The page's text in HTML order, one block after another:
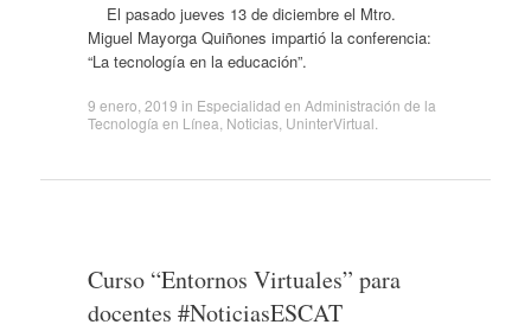
El pasado jueves 13 de diciembre el Mtro.
Miguel Mayorga Quiñones impartió la conferencia:
“La tecnología en la educación”.
9 enero, 2019 in Especialidad en Administración de la
Tecnología en Línea Noticias, UninterVirtual
Curso “Entornos Virtuales” para
docentes #NoticiasESCAT